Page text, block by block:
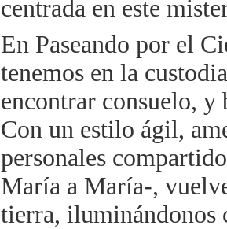
centrada en este
En Paseando por el
tenemos en la
encontrar consuelo, y
Con un estilo ágil,
personales
María a María-,
tierra, iluminándonos